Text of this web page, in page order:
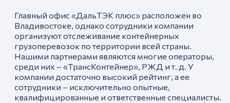
Главный офис «ДальТЭК плюс» расположен во
Владивостоке, однако сотрудники компании
организуют отслеживание контейнерных
грузоперевозок по территории всей страны.
Нашими партнерами являются многие операторы,
среди них – «ТрансКонтейнер», РЖД и т. д. У
компании достаточно высокий рейтинг, а ее
сотрудники – исключительно опытные,
квалифицированные и ответственные специалисты.